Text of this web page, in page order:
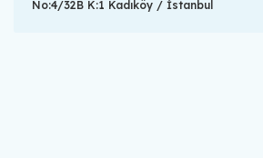
No:4/32B K:1 Kadıköy / İstanbul